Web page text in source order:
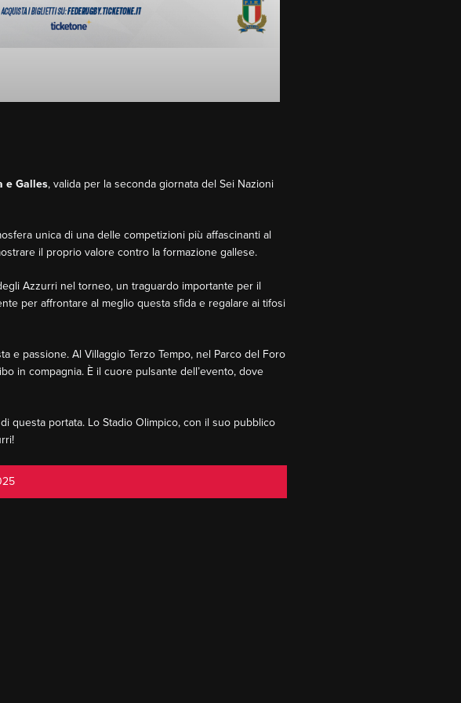
e Galles, valida per la seconda giornata del Sei Nazioni
unica di una delle competizioni più affascinanti al
il proprio valore contro la formazione gallese.
Azzurri nel torneo, un traguardo importante per il
per affrontare al meglio questa sfida e regalare ai tifosi
e passione. Al Villaggio Terzo Tempo, nel Parco del Foro
in compagnia. È il cuore pulsante dell’evento, dove
questa portata. Lo Stadio Olimpico, con il suo pubblico